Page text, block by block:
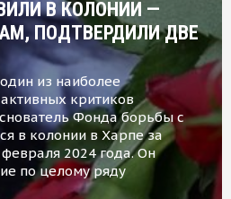
В КОЛОНИИ —
ПОДТВЕРДИЛИ ДВЕ
из наиболее
критиков
Фонда борьбы с
в колонии в Харпе за
2024 года. Он
по целому ряду